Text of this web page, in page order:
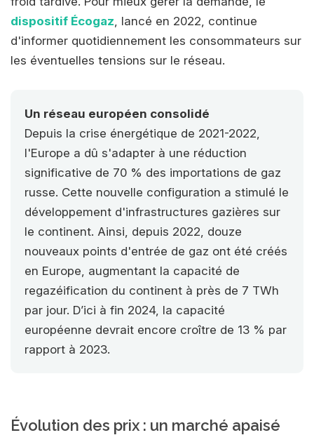
dispositif Écogaz , lancé en 2022, continue
d'informer quotidiennement les consommateurs sur
les éventuelles tensions sur le réseau.
Un réseau européen consolidé
Depuis la crise énergétique de 2021-2022,
l'Europe a dû s'adapter à une réduction
significative de 70 % des importations de gaz
russe. Cette nouvelle configuration a stimulé le
développement d'infrastructures gazières sur
le continent. Ainsi, depuis 2022, douze
nouveaux points d'entrée de gaz ont été créés
en Europe, augmentant la capacité de
regazéification du continent à près de 7 TWh
par jour. D’ici à fin 2024, la capacité
européenne devrait encore croître de 13 % par
rapport à 2023.
Évolution des prix : un marché apaisé